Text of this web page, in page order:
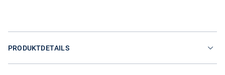
PRODUKTDETAILS